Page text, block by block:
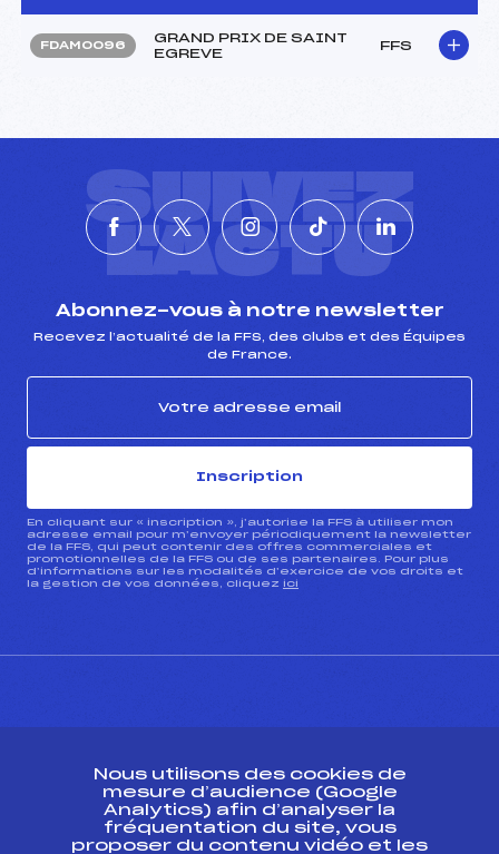
FDAM0096
GRAND PRIX DE SAINT
EGREVE
FFS
SUIVEZ
L'ACTU
Abonnez-vous à notre newsletter
Recevez l’actualité de la FFS, des clubs et des Équipes
de France.
Inscription
En cliquant sur « inscription », j’autorise la FFS à utiliser mon
adresse email pour m’envoyer périodiquement la newsletter
de la FFS, qui peut contenir des offres commerciales et
promotionnelles de la FFS ou de ses partenaires. Pour plus
d’informations sur les modalités d’exercice de vos droits et
la gestion de vos données, cliquez ici
ESPACE PRESSE
Ressources
Nous utilisons des cookies de
mesure d’audience (Google
Analytics) afin d’analyser la
fréquentation du site, vous
proposer du contenu vidéo et les